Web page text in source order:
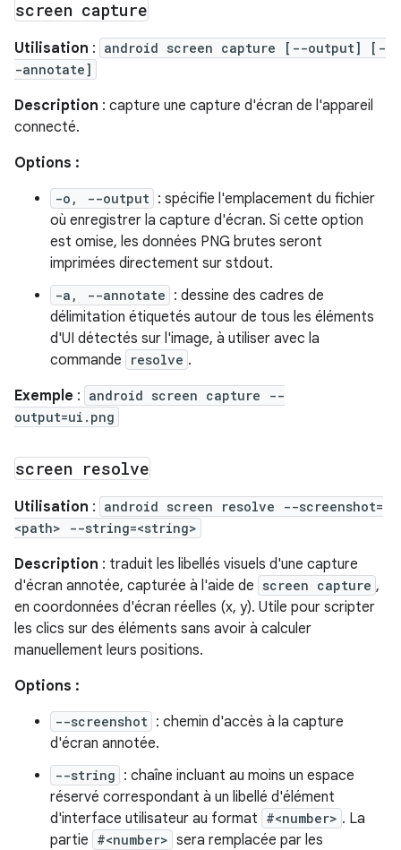
screen capture
Utilisation : android screen capture [--output] [-
-annotate]
Description : capture une capture d'écran de l'appareil
connecté.
Options :
-o, --output : spécifie l'emplacement du fichier
où enregistrer la capture d'écran. Si cette option
est omise, les données PNG brutes seront
imprimées directement sur stdout.
-a, --annotate : dessine des cadres de
délimitation étiquetés autour de tous les éléments
d'UI détectés sur l'image, à utiliser avec la
commande
resolve .
Exemple : android screen capture --
output=ui.png
screen resolve
Utilisation : android screen resolve --screenshot=
<path> --string=<string>
Description : traduit les libellés visuels d'une capture
d'écran annotée, capturée à l'aide de screen capture ,
en coordonnées d'écran réelles (x, y). Utile pour scripter
les clics sur des éléments sans avoir à calculer
manuellement leurs positions.
Options :
--screenshot : chemin d'accès à la capture
d'écran annotée.
--string : chaîne incluant au moins un espace
réservé correspondant à un libellé d'élément
d'interface utilisateur au format #<number> . La
partie #<number> sera remplacée par les